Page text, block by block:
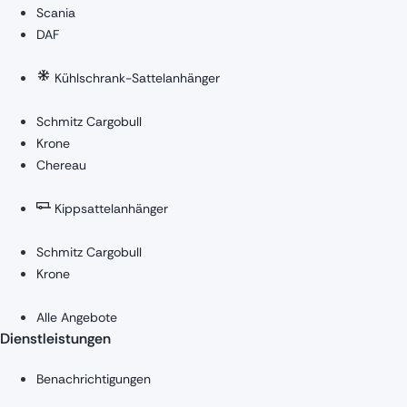
Scania
DAF
Kühlschrank-Sattelanhänger
Schmitz Cargobull
Krone
Chereau
Kippsattelanhänger
Schmitz Cargobull
Krone
Alle Angebote
Dienstleistungen
Benachrichtigungen